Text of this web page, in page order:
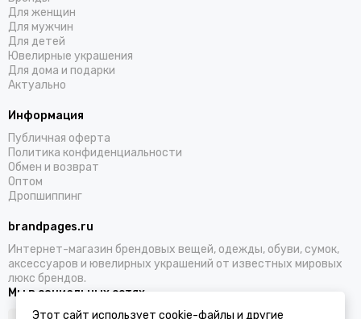
Для женщин
Для мужчин
Для детей
Ювелирные украшения
Для дома и подарки
Актуально
Информация
Публичная оферта
Политика конфиденциальности
Обмен и возврат
Оптом
Дропшиппинг
brandpages.ru
Интернет-магазин брендовых вещей, одежды, обуви, сумок,
аксессуаров и ювелирных украшений от известных мировых
люкс брендов.
Мы в социальных сетях
Этот сайт использует cookie-файлы и другие